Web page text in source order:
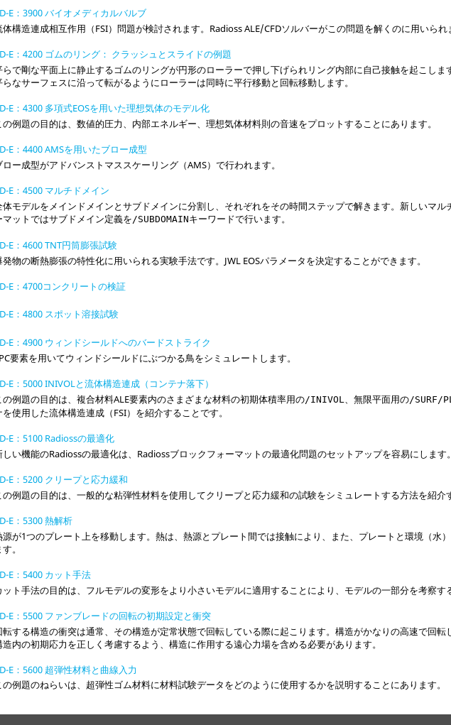
E：3900 バイオメディカルバルブ
体構造連成相互作用（FSI）問題が検討されます。 RadiossALE/CFDソルバーがこの問題を解くのに用いられ
E：4200 ゴムのリング： クラッシュとスライドの例題
らで剛な平面上に静止するゴムのリングが円形のローラーで押し下げられリング内部に自己接触を起こし
らなサーフェスに沿って転がるようにローラーは同時に平行移動と回転移動します。
E：4300 多項式EOSを用いた理想気体のモデル化
の例題の目的は、数値的圧力、内部エネルギー、理想気体材料則の音速をプロットすることにあります。
E：4400 AMSを用いたブロー成型
ロー成型がアドバンストマススケーリング（AMS）で行われます。
E：4500 マルチドメイン
体モデルをメインドメインとサブドメインに分割し、それぞれをその時間ステップで解きます。新しいマル
マットではサブドメイン定義を /SUBDOMAINキーワードで行います。
E：4600 TNT円筒膨張試験
発物の断熱膨張の特性化に用いられる実験手法です。JWL EOSパラメータを決定することができます。
E：4700コンクリートの検証
E：4800 スポット溶接試験
E：4900 ウィンドシールドへのバードストライク
要素を用いてウィンドシールドにぶつかる鳥をシミュレートします。
E：5000 INIVOLと流体構造連成（コンテナ落下）
の例題の目的は、複合材料ALE要素内のさまざまな材料の初期体積率用の/INIVOL、無限平面用の/SURF/
を使用した流体構造連成（FSI）を紹介することです。
E：5100 Radiossの最適化
しい機能のRadiossの最適化は、 Radiossブロックフォーマットの最適化問題のセットアップを容易にします。
E：5200 クリープと応力緩和
の例題の目的は、一般的な粘弾性材料を使用してクリープと応力緩和の試験をシミュレートする方法を紹介
E：5300 熱解析
源が1つのプレート上を移動します。熱は、熱源とプレート間では接触により、また、プレートと環境（水
。
E：5400 カット手法
ット手法の目的は、フルモデルの変形をより小さいモデルに適用することにより、モデルの一部分を考察す
E：5500 ファンブレードの回転の初期設定と衝突
転する構造の衝突は通常、その構造が定常状態で回転している際に起こります。構造がかなりの高速で回転
造内の初期応力を正しく考慮するよう、構造に作用する遠心力場を含める必要があります。
E：5600 超弾性材料と曲線入力
の例題のねらいは、超弾性ゴム材料に材料試験データをどのように使用するかを説明することにあります。